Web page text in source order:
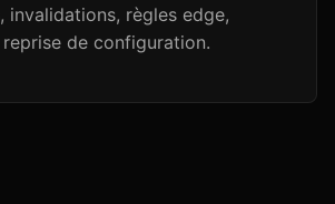
invalidations, règles edge,
de configuration.